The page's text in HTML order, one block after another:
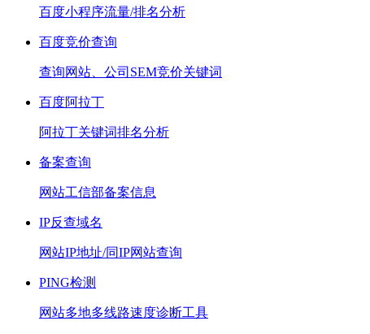
百度小程序流量/排名分析
百度竞价查询
查询网站、公司SEM竞价关键词
百度阿拉丁
阿拉丁关键词排名分析
备案查询
网站工信部备案信息
IP反查域名
网站IP地址/同IP网站查询
PING检测
网站多地多线路速度诊断工具